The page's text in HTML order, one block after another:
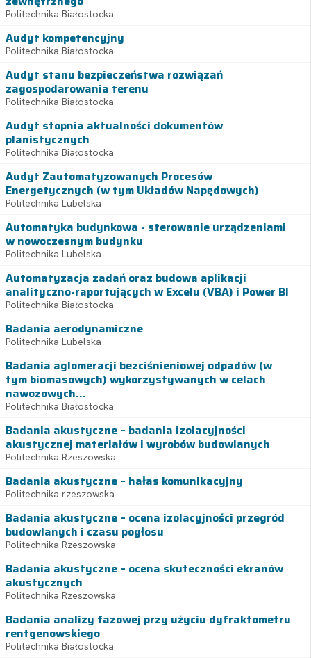
Politechnika Białostocka
Audyt kompetencyjny
Politechnika Białostocka
Audyt stanu bezpieczeństwa rozwiązań
zagospodarowania terenu
Politechnika Białostocka
Audyt stopnia aktualności dokumentów
planistycznych
Politechnika Białostocka
Audyt Zautomatyzowanych Procesów
Energetycznych (w tym Układów Napędowych)
Politechnika Lubelska
Automatyka budynkowa - sterowanie urządzeniami
w nowoczesnym budynku
Politechnika Lubelska
Automatyzacja zadań oraz budowa aplikacji
analityczno-raportujących w Excelu (VBA) i Power BI
Politechnika Białostocka
Badania aerodynamiczne
Politechnika Lubelska
Badania aglomeracji bezciśnieniowej odpadów (w
tym biomasowych) wykorzystywanych w celach
nawozowych...
Politechnika Białostocka
Badania akustyczne – badania izolacyjności
akustycznej materiałów i wyrobów budowlanych
Politechnika Rzeszowska
Badania akustyczne – hałas komunikacyjny
Politechnika rzeszowska
Badania akustyczne – ocena izolacyjności przegród
budowlanych i czasu pogłosu
Politechnika Rzeszowska
Badania akustyczne – ocena skuteczności ekranów
akustycznych
Politechnika Rzeszowska
Badania analizy fazowej przy użyciu dyfraktometru
rentgenowskiego
Politechnika Białostocka